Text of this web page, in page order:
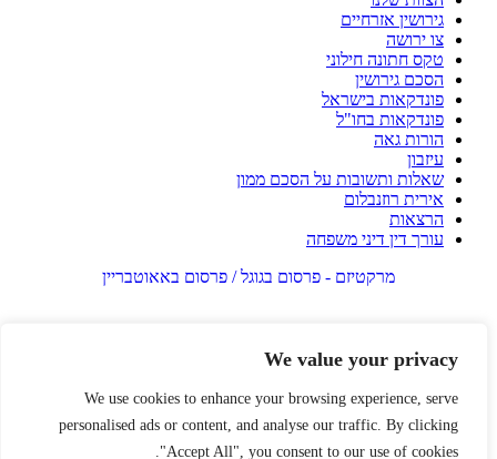
We value your privacy
We use cookies to enhance your browsing experience, serve
personalised ads or content, and analyse our traffic. By clicking
"Accept All", you consent to our use of cookies.
גירושין אזרחיים
צו ירושה
טקס חתונה חילוני
הסכם גירושין
פונדקאות בישראל
פונדקאות בחו"ל
הורות גאה
עיזבון
שאלות ותשובות על הסכם ממון
אירית רוזנבלום
הרצאות
עורך דין דיני משפחה
מרקטיזם - פרסום בגוגל / פרסום באאוטבריין